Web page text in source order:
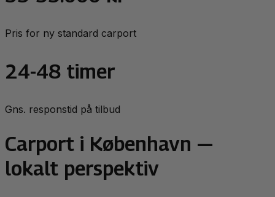
Pris for ny standard carport
24-48 timer
Gns. responstid på tilbud
Carport i København —
lokalt perspektiv